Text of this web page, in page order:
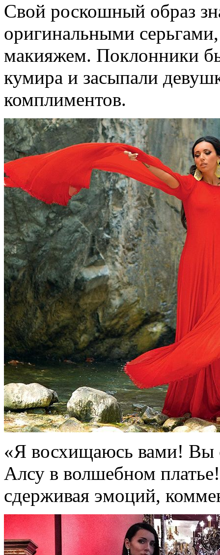
Свой роскошный образ
оригинальными
макияжем. Поклонники
кумира и засыпали
комплиментов.
«Я восхищаюсь вами! Вы
Алсу в волшебном
сдерживая эмоций,